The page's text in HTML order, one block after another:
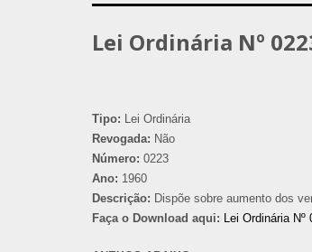
Lei Ordinária Nº
Tipo: Lei Ordinária
Revogada: Não
Número: 0223
Ano: 1960
Descrição: Dispõe sobre aumento dos
Faça o Download aqui: Lei Ordinária Nº